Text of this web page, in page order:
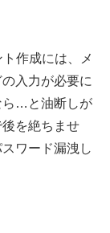
作成には、メ
入力が必要に
ら…と油断しが
を絶ちませ
ワード漏洩し